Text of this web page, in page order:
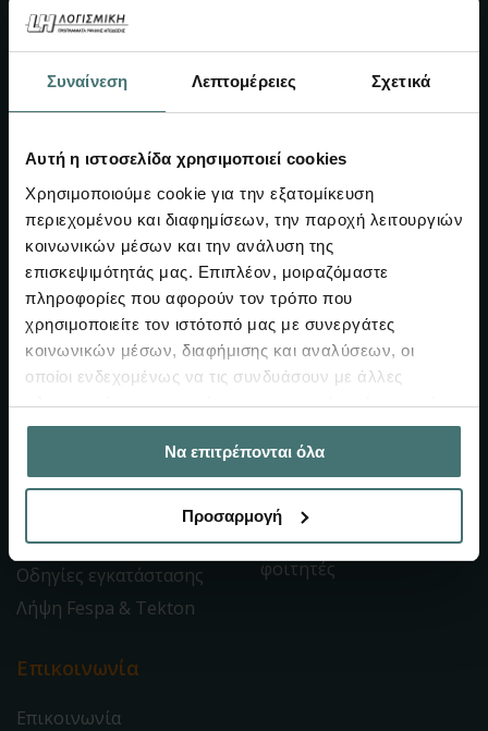
Συναίνεση Λεπτομέρειες Σχετικά
Αυτή η ιστοσελίδα χρησιμοποιεί cookies
Χρησιμοποιούμε cookie για την εξατομίκευση
περιεχομένου και διαφημίσεων, την παροχή λειτουργιών
κοινωνικών μέσων και την ανάλυση της
επισκεψιμότητάς μας. Επιπλέον, μοιραζόμαστε
πληροφορίες που αφορούν τον τρόπο που
χρησιμοποιείτε τον ιστότοπό μας με συνεργάτες
κοινωνικών μέσων, διαφήμισης και αναλύσεων, οι
οποίοι ενδεχομένως να τις συνδυάσουν με άλλες
πληροφορίες που τους έχετε παραχωρήσει ή τις οποίες
έχουν συλλέξει σε σχέση με την από μέρους σας χρήση
των υπηρεσιών τους.Να επιτρέπονται όλα
Προσαρμογή
Εταιρεία
Τιμές
Fespa – νέα κτίρια
Fespa – υφιστάμενα
κτίρια
Tekton
Fepla
Synthesis for Fespa &
Tekton
Υλικό
Videos
Πως να ξεκινήσετε
Οδηγίες εγκατάστασης
Λήψη Fespa & Tekton
Community
Ημερολόγιο μαθημάτων
Κέντρα εκμάθησης
Fespa & Tekton για
φοιτητές
Επικοινωνία
Επικοινωνία